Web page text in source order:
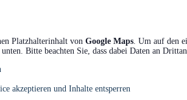
Platzhalterinhalt von Google Maps . Um auf den
Bitte beachten Sie, dass dabei Daten an
akzeptieren und Inhalte entsperren